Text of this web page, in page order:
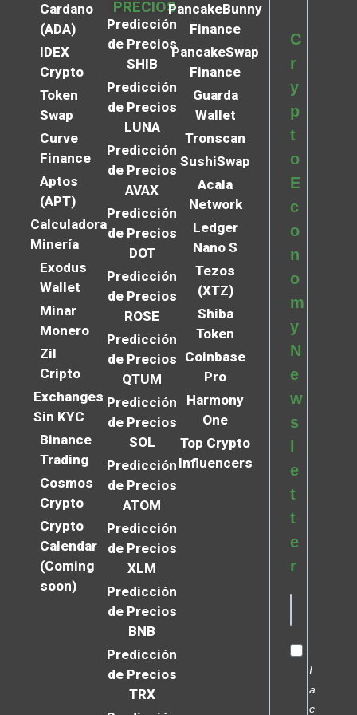
Cardano
(ADA)
IDEX
Crypto
Token
Swap
Curve
Finance
Aptos
(APT)
Calculadora
Minería
Exodus
Wallet
Minar
Monero
Zil
Cripto
Exchanges
Sin KYC
Binance
Trading
Cosmos
Crypto
Crypto
Calendar
(Coming
soon)
PRECIOS
Predicción
de Precios
SHIB
Predicción
de Precios
LUNA
Predicción
de Precios
AVAX
Predicción
de Precios
DOT
Predicción
de Precios
ROSE
Predicción
de Precios
QTUM
Predicción
de Precios
SOL
Predicción
de Precios
ATOM
Predicción
de Precios
XLM
Predicción
de Precios
BNB
Predicción
de Precios
TRX
PancakeBunny
Finance
PancakeSwap
Finance
Guarda
Wallet
Tronscan
SushiSwap
Acala
Network
Ledger
Nano S
Tezos
(XTZ)
Shiba
Token
Coinbase
Pro
Harmony
One
Top Crypto
Influencers
C
r
y
p
t
o
E
c
o
n
o
m
y
N
e
w
s
e
t
t
e
r
I
a
c